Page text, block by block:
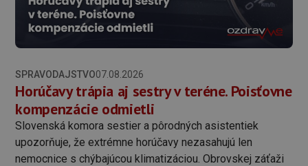
SPRAVODAJSTVO07.08.2026
Horúčavy trápia aj sestry v teréne. Poisťovne
kompenzácie odmietli
Slovenská komora sestier a pôrodných asistentiek
upozorňuje, že extrémne horúčavy nezasahujú len
nemocnice s chýbajúcou klimatizáciou. Obrovskej záťaži